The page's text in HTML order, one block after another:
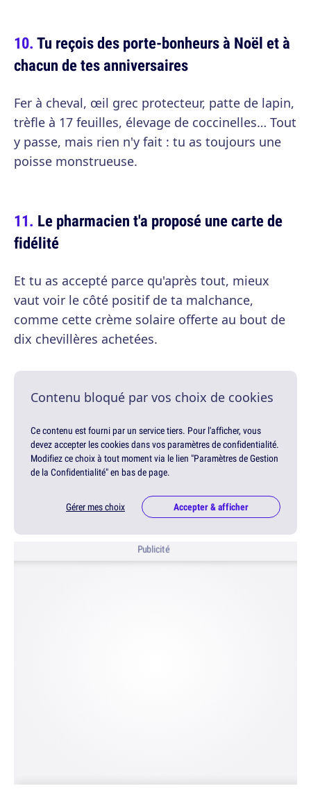
Tu reçois des porte-bonheurs à Noël et à
chacun de tes anniversaires
Fer à cheval, œil grec protecteur, patte de lapin,
trèfle à 17 feuilles, élevage de coccinelles… Tout
y passe, mais rien n'y fait : tu as toujours une
poisse monstrueuse.
Le pharmacien t'a proposé une carte de
fidélité
Et tu as accepté parce qu'après tout, mieux
vaut voir le côté positif de ta malchance,
comme cette crème solaire offerte au bout de
dix chevillères achetées.
Contenu bloqué par vos choix de cookies
Ce contenu est fourni par un service tiers. Pour l'afficher, vous
devez accepter les cookies dans vos paramètres de confidentialité.
Modifiez ce choix à tout moment via le lien "Paramètres de Gestion
de la Confidentialité" en bas de page.
Gérer mes choix Accepter & afficher
Publicité